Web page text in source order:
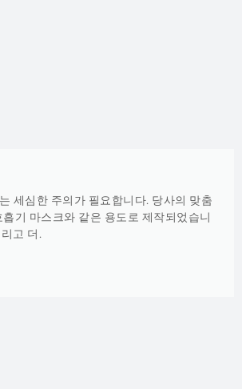
세심한 주의가 필요합니다. 당사의 맞춤
기 마스크와 같은 용도로 제작되었습니
고 더.